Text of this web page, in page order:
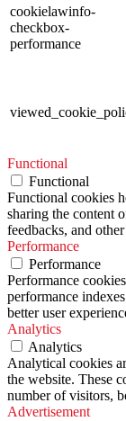
cookielawinfo-
checkbox-
performance
Functional
Functional
Functional cookies
sharing the content
feedbacks, and
Performance
Performance
Performance
performance
better user
Analytics
Analytics
Analytical cookies
the website. These
number of visitors,
Advertisement